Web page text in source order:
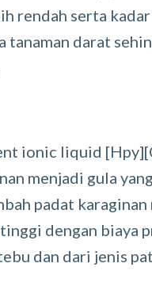
rendah serta
tanaman darat
ionic liquid
menjadi gula
padat karaginan
dengan biaya
dan dari jenis